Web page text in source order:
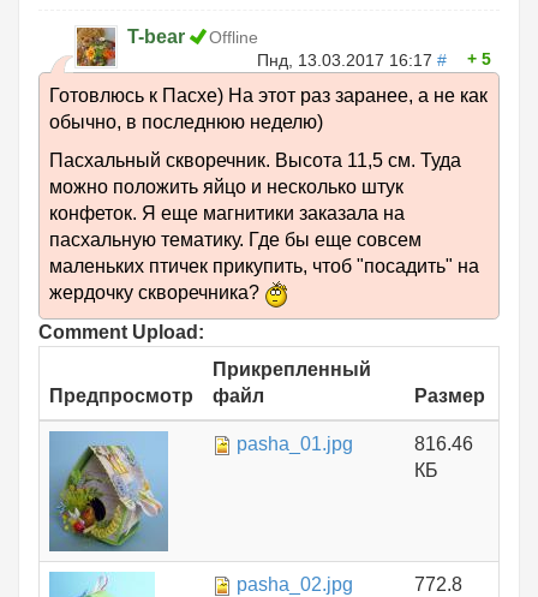
T-bear
Offline
Пнд, 13.03.2017 16:17 # 5
Готовлюсь к Пасхе) На этот раз заранее, а не как
обычно, в последнюю неделю)
Пасхальный скворечник. Высота 11,5 см. Туда
можно положить яйцо и несколько штук
конфеток. Я еще магнитики заказала на
пасхальную тематику. Где бы еще совсем
маленьких птичек прикупить, чтоб "посадить" на
жердочку скворечника?
Comment Upload:
Предпросмотр
Прикрепленный
файл
Размер
pasha_01.jpg
816.46
КБ
pasha_02.jpg
772.8